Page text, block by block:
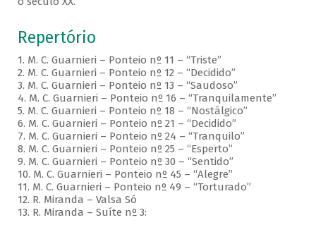
Repertório
1. M. C. Guarnieri – Ponteio nº 11 – “Triste”
2. M. C. Guarnieri – Ponteio nº 12 – “Decidido”
3. M. C. Guarnieri – Ponteio nº 13 – “Saudoso”
4. M. C. Guarnieri – Ponteio nº 16 – “Tranquilamente”
5. M. C. Guarnieri – Ponteio nº 18 – “Nostálgico”
6. M. C. Guarnieri – Ponteio nº 21 – “Decidido”
7. M. C. Guarnieri – Ponteio nº 24 – “Tranquilo”
8. M. C. Guarnieri – Ponteio nº 25 – “Esperto”
9. M. C. Guarnieri – Ponteio nº 30 – “Sentido”
10. M. C. Guarnieri – Ponteio nº 45 – “Alegre”
11. M. C. Guarnieri – Ponteio nº 49 – “Torturado”
12. R. Miranda – Valsa Só
13. R. Miranda – Suíte nº 3: